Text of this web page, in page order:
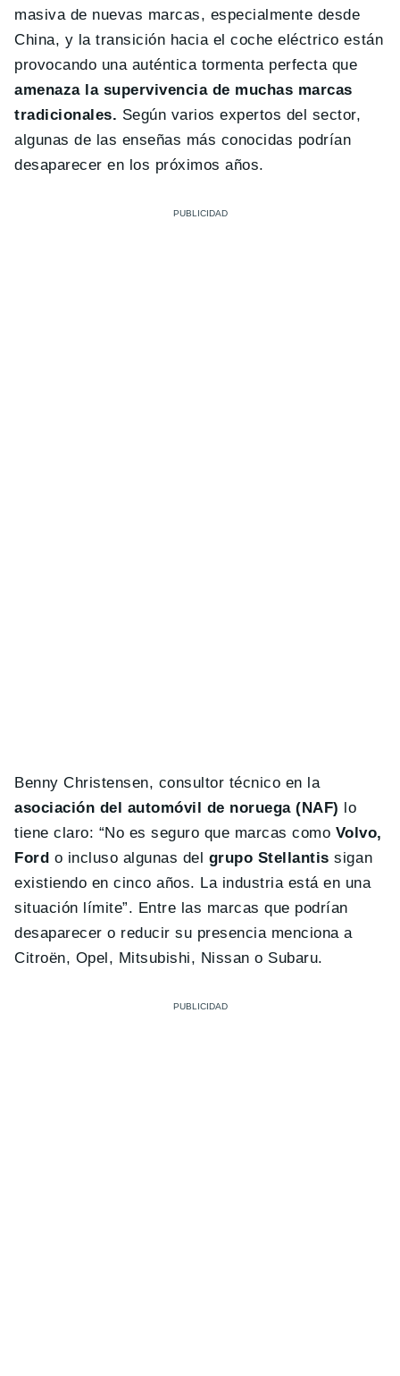
masiva de nuevas marcas, especialmente desde
China, y la transición hacia el coche eléctrico están
provocando una auténtica tormenta perfecta que
amenaza la supervivencia de muchas marcas
tradicionales. Según varios expertos del sector,
algunas de las enseñas más conocidas podrían
desaparecer en los próximos años.
Benny Christensen, consultor técnico en la
asociación del automóvil de noruega (NAF)
lo
tiene claro: “No es seguro que marcas como Volvo,
Ford o incluso algunas del grupo Stellantis sigan
existiendo en cinco años. La industria está en una
situación límite”. Entre las marcas que podrían
desaparecer o reducir su presencia menciona a
Citroën, Opel, Mitsubishi, Nissan o Subaru.